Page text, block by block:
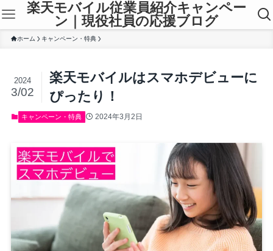
楽天モバイル従業員紹介キャンペー
ン｜現役社員の応援ブログ
ホーム キャンペーン・特典
楽天モバイルはスマホデビューに
ぴったり！
2024
3/02
キャンペーン・特典 2024年3月2日